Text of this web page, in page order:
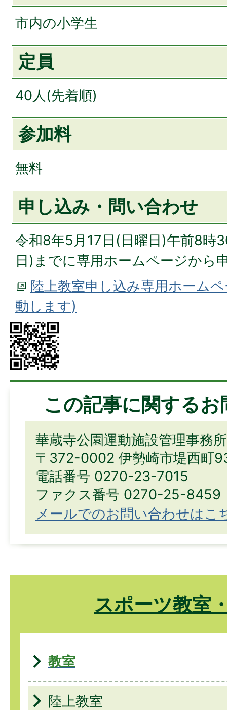
市内の小学生
定員
40人(先着順)
参加料
無料
申し込み・問い合わせ
令和8年5月17日(日曜日)午前8時
日)までに専用ホームページから
陸上教室申し込み専用ホーム
動します)
この記事に関する
華蔵寺公園運動施設管理事務所
〒372-0002 伊勢崎市堤西町
電話番号 0270-23-7015
ファクス番号 0270-25-8459
メールでのお問い合わせはこ
スポーツ教室
教室
陸上教室